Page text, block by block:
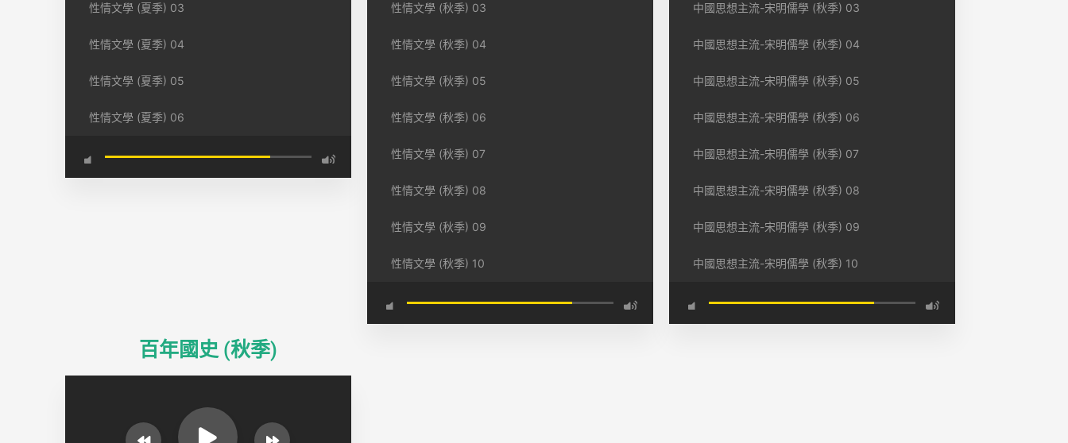
性情文學 (夏季) 03
性情文學 (夏季) 04
性情文學 (夏季) 05
性情文學 (夏季) 06
性情文學 (秋季) 03
性情文學 (秋季) 04
性情文學 (秋季) 05
性情文學 (秋季) 06
性情文學 (秋季) 07
性情文學 (秋季) 08
性情文學 (秋季) 09
性情文學 (秋季) 10
中國思想主流-宋明儒學 (秋季) 03
中國思想主流-宋明儒學 (秋季) 04
中國思想主流-宋明儒學 (秋季) 05
中國思想主流-宋明儒學 (秋季) 06
中國思想主流-宋明儒學 (秋季) 07
中國思想主流-宋明儒學 (秋季) 08
中國思想主流-宋明儒學 (秋季) 09
中國思想主流-宋明儒學 (秋季) 10
百年國史 (秋季)